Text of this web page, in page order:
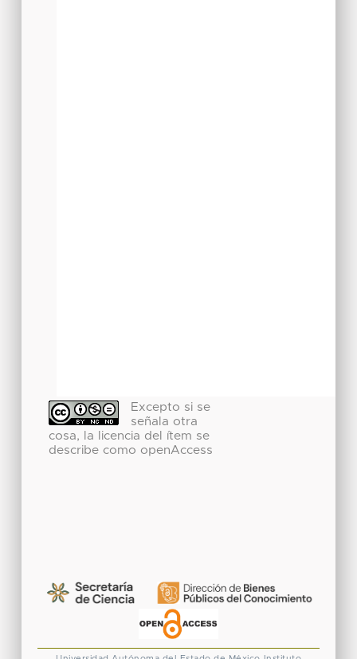
Excepto si se
señala otra
cosa, la licencia del ítem se
describe como openAccess